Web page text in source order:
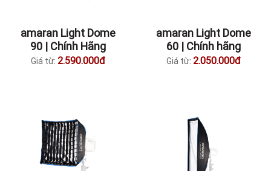
amaran Light Dome
90 | Chính Hãng
Giá từ: 2.590.000đ
amaran Light Dome
60 | Chính hãng
Giá từ: 2.050.000đ